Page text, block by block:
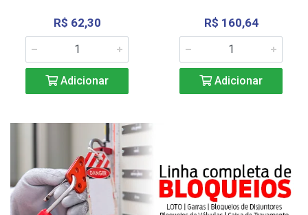
R$ 62,30
Adicionar
R$ 160,64
Adicionar